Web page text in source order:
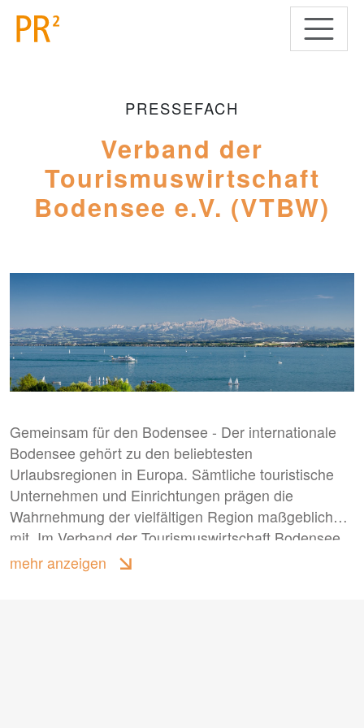
PRESSEFACH
Verband der
Tourismuswirtschaft
Bodensee e.V. (VTBW)
Gemeinsam für den Bodensee - Der internationale
Bodensee gehört zu den beliebtesten
Urlaubsregionen in Europa. Sämtliche touristische
Unternehmen und Einrichtungen prägen die
Wahrnehmung der vielfältigen Region maßgeblich
mit. Im Verband der Tourismuswirtschaft Bodensee
e.V. – dem größten internationalen touristischen